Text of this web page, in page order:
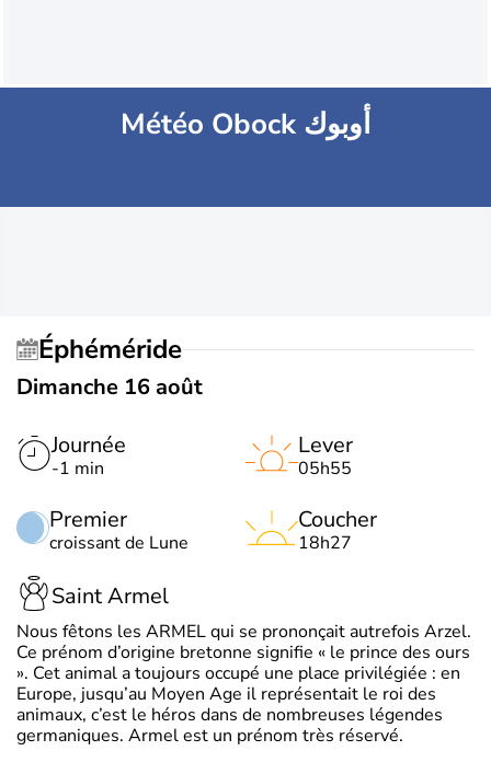
Météo Obock أوبوك
Éphéméride
Dimanche 16 août
Journée
-1 min
Premier
croissant de Lune
Lever
05h55
Coucher
18h27
Saint Armel
Nous fêtons les ARMEL qui se prononçait autrefois Arzel.
Ce prénom d’origine bretonne signifie « le prince des ours
». Cet animal a toujours occupé une place privilégiée : en
Europe, jusqu’au Moyen Age il représentait le roi des
animaux, c’est le héros dans de nombreuses légendes
germaniques. Armel est un prénom très réservé.